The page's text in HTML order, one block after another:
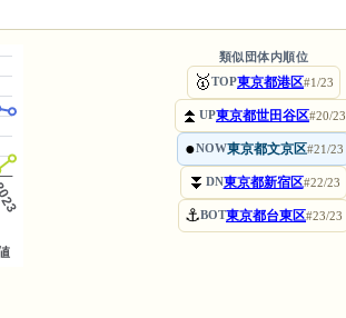
類似団体内順位
🥇TOP東京都港区#1/23
⏫ UP東京都世田谷区#20/23
●NOW東京都文京区#21/23
⏬ DN東京都新宿区#22/23
⚓BOT東京都台東区#23/23